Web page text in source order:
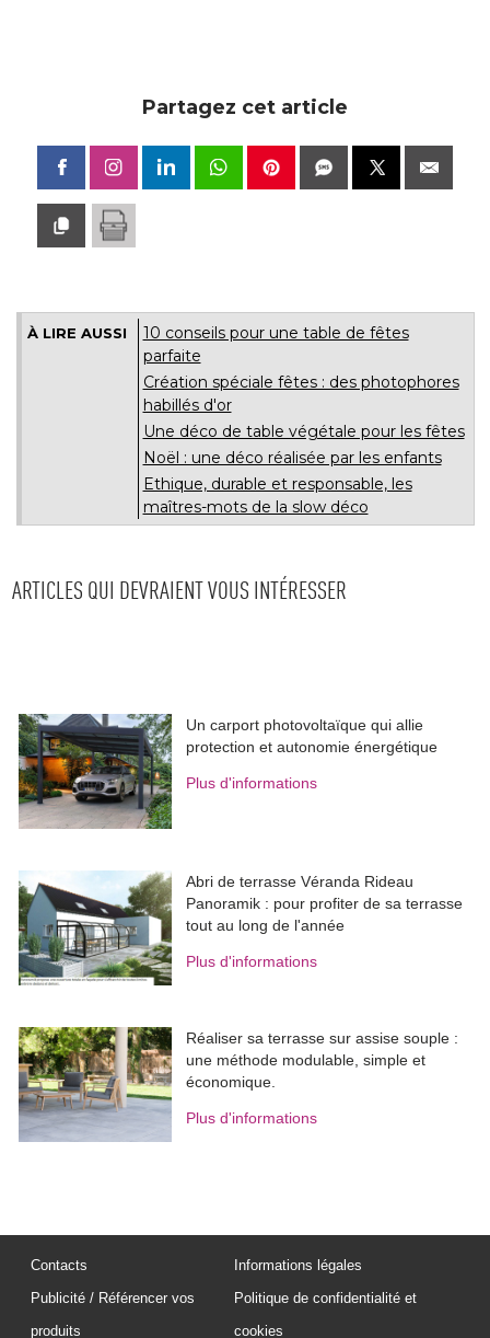
Partagez cet article
À LIRE AUSSI
10 conseils pour une table de fêtes
parfaite
Création spéciale fêtes : des photophores
habillés d'or
Une déco de table végétale pour les fêtes
Noël : une déco réalisée par les enfants
Ethique, durable et responsable, les
maîtres-mots de la slow déco
ARTICLES QUI DEVRAIENT VOUS INTÉRESSER
Un carport photovoltaïque qui allie
protection et autonomie énergétique
Plus d'informations
Abri de terrasse Véranda Rideau
Panoramik : pour profiter de sa terrasse
tout au long de l'année
Plus d'informations
Réaliser sa terrasse sur assise souple :
une méthode modulable, simple et
économique.
Plus d'informations
Contacts
Publicité / Référencer vos
produits
Informations légales
Politique de confidentialité et
cookies